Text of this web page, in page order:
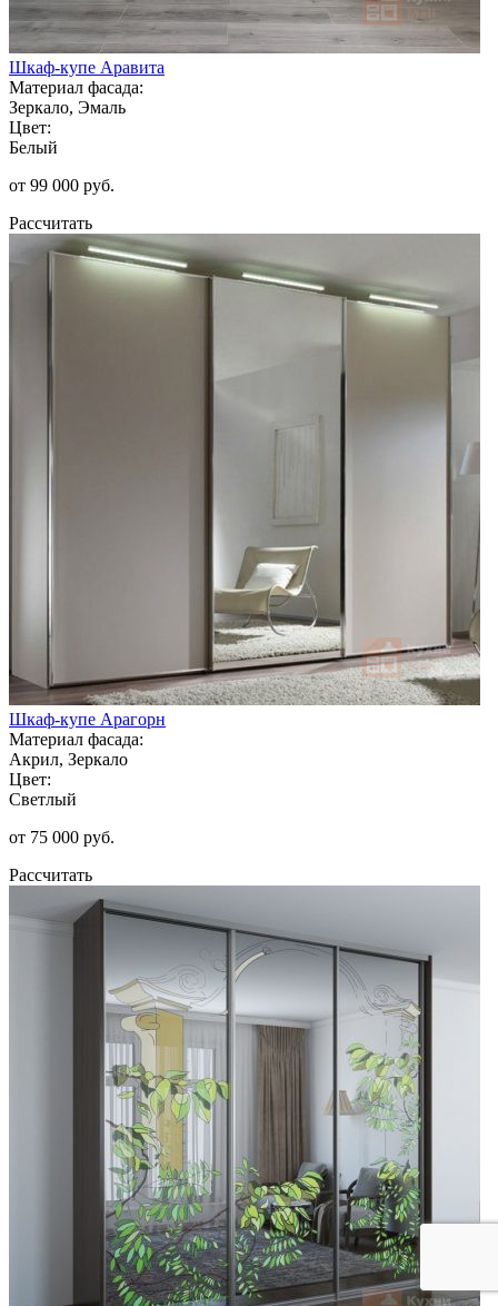
Шкаф-купе Аравита
Материал фасада:
Зеркало, Эмаль
Цвет:
Белый
от 99 000 руб.
Рассчитать
Шкаф-купе Арагорн
Материал фасада:
Акрил, Зеркало
Цвет:
Светлый
от 75 000 руб.
Рассчитать